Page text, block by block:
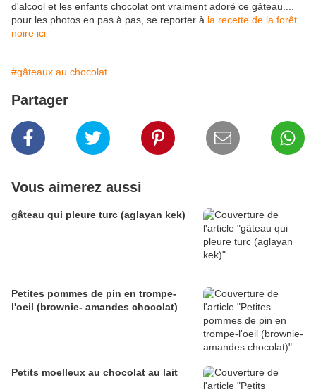
d'alcool et les enfants chocolat ont vraiment adoré ce gâteau....
pour les photos en pas à pas, se reporter à la recette de la forêt
noire ici
#gâteaux au chocolat
Partager
Vous aimerez aussi
gâteau qui pleure turc (aglayan kek)
Petites pommes de pin en trompe-
l'oeil (brownie- amandes chocolat)
Petits moelleux au chocolat au lait